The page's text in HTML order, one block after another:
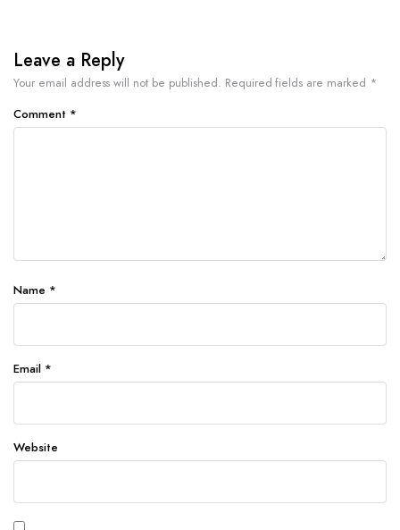
Leave a Reply
Your email address will not be published. Required fields are marked *
Comment *
Name *
Email *
Website